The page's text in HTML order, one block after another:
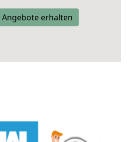
Angebote erhalten